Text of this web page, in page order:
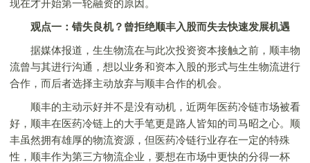
现在才开始第一轮融资的原因。
观点一：错失良机？曾拒绝顺丰入股而失去快速发展机遇
据媒体报道，生生物流在与此次投资资本接触之前，顺丰物
流曾与其进行沟通，想以业务和资本入股的形式与生生物流进行
合作，而后者选择主动放弃与顺丰合作的机会。
顺丰的主动示好并不是没有动机，近两年医药冷链市场被看
好，顺丰在医药冷链上的大手笔更是路人皆知的司马昭之心。顺
丰虽然拥有雄厚的物流资源，但医药冷链行业存在一定的特殊
性，顺丰作为第三方物流企业，要想在市场中更快的分得一杯